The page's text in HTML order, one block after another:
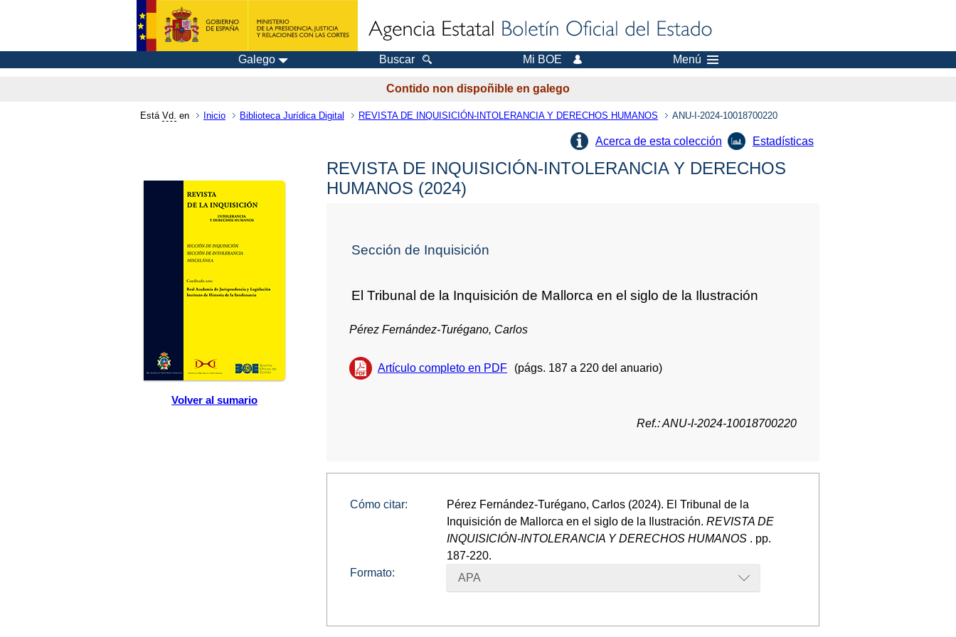
Galego Buscar Mi BOE Menú
Contido non dispoñible en galego
Está Vd. en Inicio Biblioteca Jurídica Digital REVISTA DE INQUISICIÓN-INTOLERANCIA Y DERECHOS HUMANOS ANU-I-2024-10018700220
Acerca de esta colección Estadísticas
Volver al sumario
REVISTA DE INQUISICIÓN-INTOLERANCIA Y DERECHOS
HUMANOS (2024)
Sección de Inquisición
El Tribunal de la Inquisición de Mallorca en el siglo de la Ilustración
Pérez Fernández-Turégano, Carlos
Artículo completo en PDF (págs. 187 a 220 del anuario)
Ref.: ANU-I-2024-10018700220
Cómo citar:
Pérez Fernández-Turégano, Carlos (2024). El Tribunal de la
Inquisición de Mallorca en el siglo de la Ilustración.REVISTA DE
INQUISICIÓN-INTOLERANCIA Y DERECHOS HUMANOS . pp.
187-220.
Formato:
APA